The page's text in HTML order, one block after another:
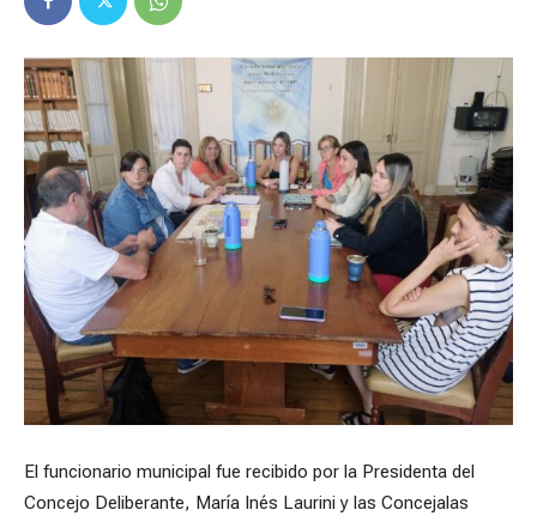
El funcionario municipal fue recibido por la Presidenta del
Concejo Deliberante, María Inés Laurini y las Concejalas